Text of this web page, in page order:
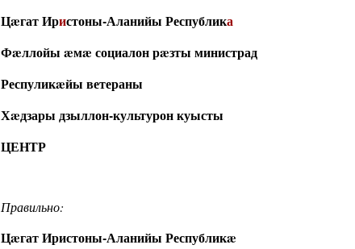
Цæгат Иристоны-Аланийы Республика
Фæллойы æмæ социалон рæзты министрад
Респуликæйы ветераны
Хæдзары дзыллон-культурон куысты
ЦЕНТР
Правильно:
Цæгат Иристоны-Аланийы Республикæ